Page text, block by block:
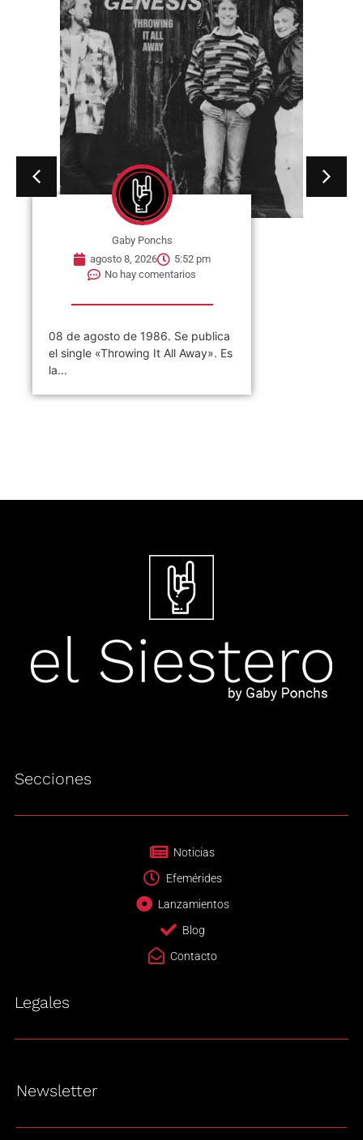
Gaby Ponchs
agosto 8, 2026
5:52 pm
No hay comentarios
08 de agosto de 1986. Se publica
el single «Throwing It All Away». Es
la...
Secciones
Noticias
Efemérides
Lanzamientos
Blog
Contacto
Legales
Newsletter